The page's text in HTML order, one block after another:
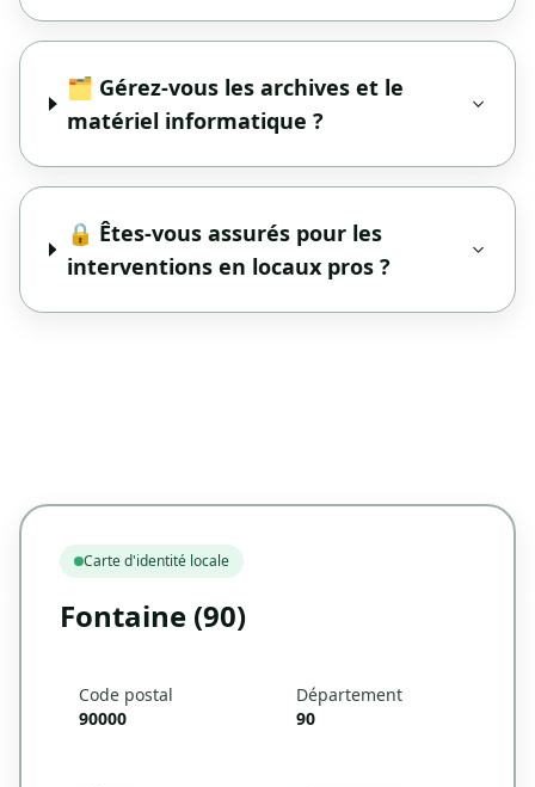
🗂️ Gérez-vous les archives et le
matériel informatique ?
🔒 Êtes-vous assurés pour les
interventions en locaux pros ?
Carte d'identité locale
Fontaine (90)
Code postal
90000
Département
90